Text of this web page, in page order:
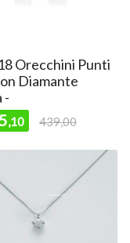
Orecchini Punti
Diamante
-
,10 439,00